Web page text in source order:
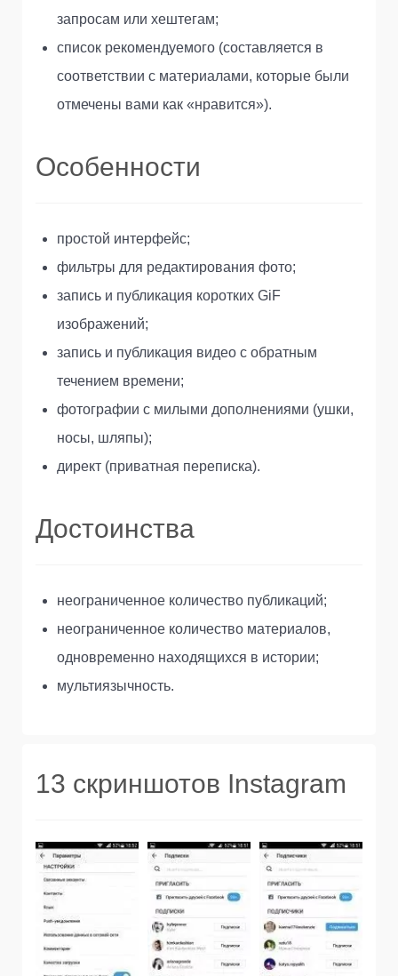
запросам или хештегам;
список рекомендуемого (составляется в
соответствии с материалами, которые были
отмечены вами как «нравится»).
Особенности
простой интерфейс;
фильтры для редактирования фото;
запись и публикация коротких GiF
изображений;
запись и публикация видео с обратным
течением времени;
фотографии с милыми дополнениями (ушки,
носы, шляпы);
директ (приватная переписка).
Достоинства
неограниченное количество публикаций;
неограниченное количество материалов,
одновременно находящихся в истории;
мультиязычность.
13 скриншотов Instagram